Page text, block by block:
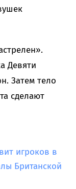
Девяти
Затем тело
сделают
игроков в
Британской